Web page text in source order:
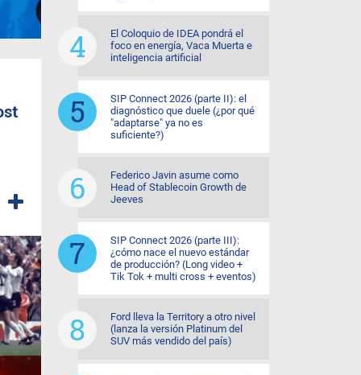
El Coloquio de IDEA pondrá el
foco en energía, Vaca Muerta e
inteligencia artificial
SIP Connect 2026 (parte II): el
diagnóstico que duele (¿por qué
"adaptarse" ya no es
suficiente?)
Federico Javin asume como
Head of Stablecoin Growth de
Jeeves
SIP Connect 2026 (parte III):
¿cómo nace el nuevo estándar
de producción? (Long video +
Tik Tok + multi cross + eventos)
Ford lleva la Territory a otro nivel
(lanza la versión Platinum del
SUV más vendido del país)